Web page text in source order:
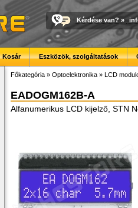
Kérdése van? »
Kosár Eszközök, szolgáltatások
Főkategória » Optoelektronika » LCD
EADOGM162B-A
Alfanumerikus LCD kijelző, STN